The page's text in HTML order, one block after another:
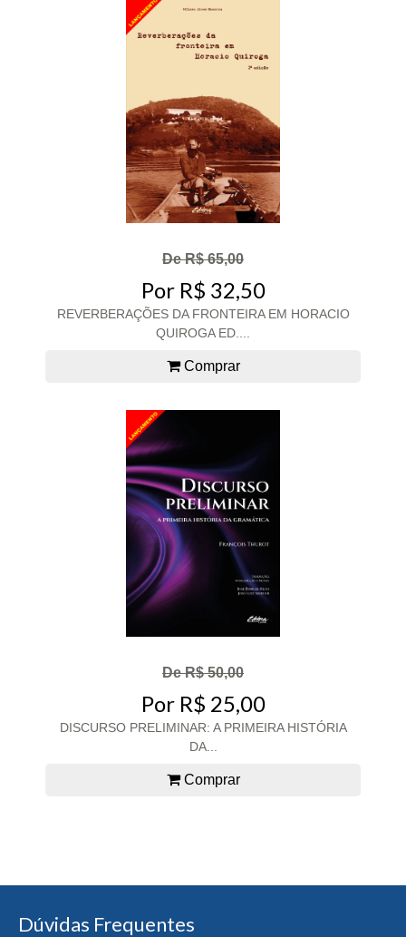
De R$ 65,00
Por R$ 32,50
REVERBERAÇÕES DA FRONTEIRA EM HORACIO
QUIROGA ED....
Comprar
De R$ 50,00
Por R$ 25,00
DISCURSO PRELIMINAR: A PRIMEIRA HISTÓRIA
DA...
Comprar
Dúvidas Frequentes